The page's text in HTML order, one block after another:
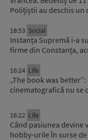
Polițiștii au deschis
18:53 Social
Instanța Supremă i-a
firme din Constanța,
16:24 Life
„The book was
cinematografică nu se
16:22 Life
Când pasiunea devine
hobby-urile în surse de